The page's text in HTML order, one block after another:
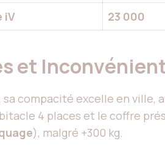
iV
23 000
et
sa compacité excelle en
4 places et le coffre
), malgré +300 kg.